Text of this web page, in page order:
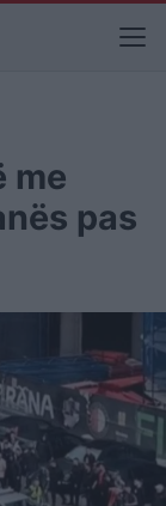
me
pas